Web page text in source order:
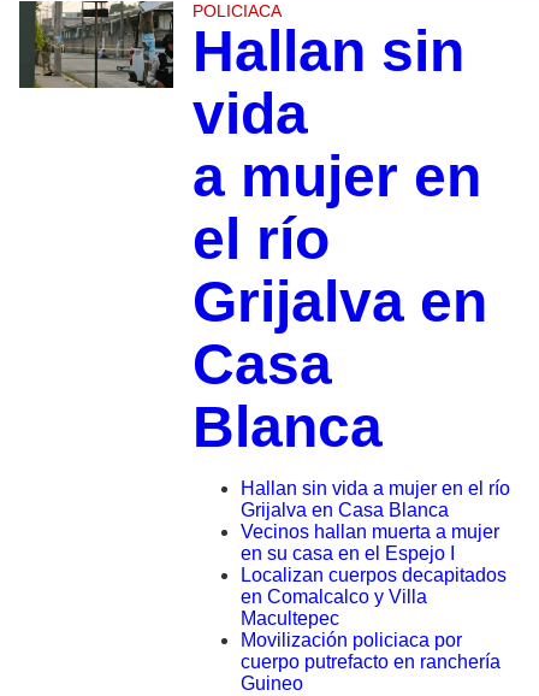
POLICIACA
Hallan sin
vida
a mujer en
el río
Grijalva en
Casa
Blanca
Hallan sin vida a mujer en el río
Grijalva en Casa Blanca
Vecinos hallan muerta a mujer
en su casa en el Espejo I
Localizan cuerpos decapitados
en Comalcalco y Villa
Macultepec
Movilización policiaca por
cuerpo putrefacto en ranchería
Guineo